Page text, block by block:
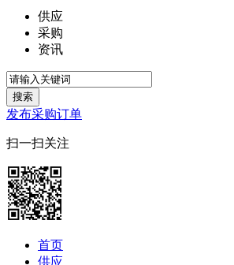
供应
采购
资讯
搜索
发布采购订单
扫一扫关注
首页
供应